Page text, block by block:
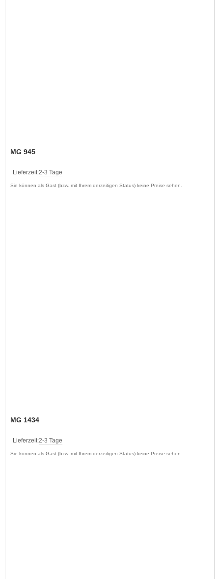
MG 945
Lieferzeit:2-3 Tage
Sie können als Gast (bzw. mit Ihrem derzeitigen Status) keine Preise sehen.
MG 1434
Lieferzeit:2-3 Tage
Sie können als Gast (bzw. mit Ihrem derzeitigen Status) keine Preise sehen.